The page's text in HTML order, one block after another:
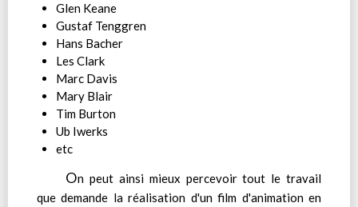
Glen Keane
Gustaf Tenggren
Hans Bacher
Les Clark
Marc Davis
Mary Blair
Tim Burton
Ub Iwerks
etc
On peut ainsi mieux percevoir tout le travail
que demande la réalisation d'un film d'animation en